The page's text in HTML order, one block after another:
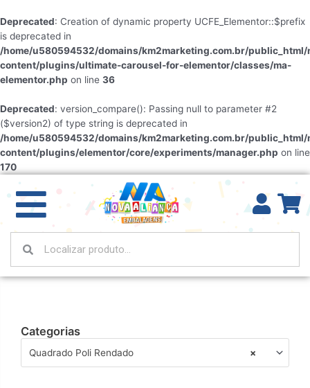
Deprecated: Creation of dynamic property UCFE_Elementor::$prefix
is deprecated in
/home/u580594532/domains/km2marketing.com.br/
content/plugins/ultimate-carousel-for-elementor/classes/ma-
elementor.php on line 36
Deprecated: version_compare(): Passing null to parameter #2
($version2) of type string is deprecated in
/home/u580594532/domains/km2marketing.com.br/
content/plugins/elementor/core/experiments/manager.php on line
170
Categorias
×
Quadrado Poli Rendado